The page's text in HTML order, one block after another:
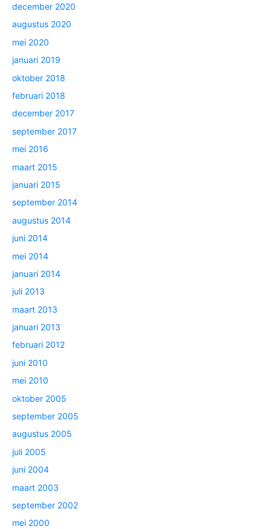
december 2020
augustus 2020
mei 2020
januari 2019
oktober 2018
februari 2018
december 2017
september 2017
mei 2016
maart 2015
januari 2015
september 2014
augustus 2014
juni 2014
mei 2014
januari 2014
juli 2013
maart 2013
januari 2013
februari 2012
juni 2010
mei 2010
oktober 2005
september 2005
augustus 2005
juli 2005
juni 2004
maart 2003
september 2002
mei 2000